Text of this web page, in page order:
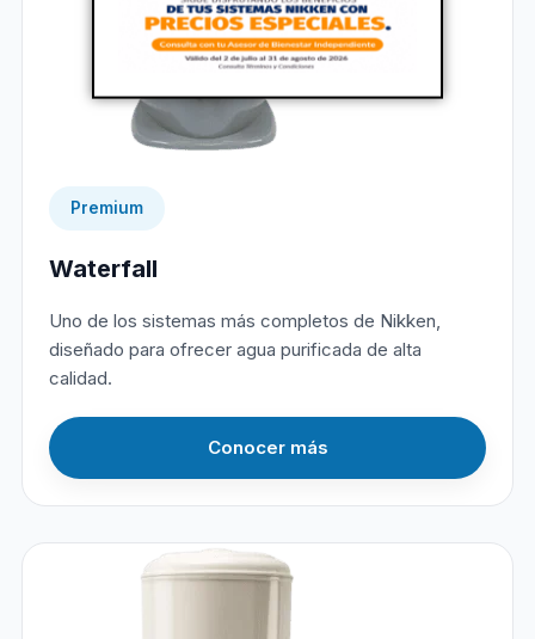
Premium
Waterfall
Uno de los sistemas más completos de Nikken,
diseñado para ofrecer agua purificada de alta
calidad.
Conocer más